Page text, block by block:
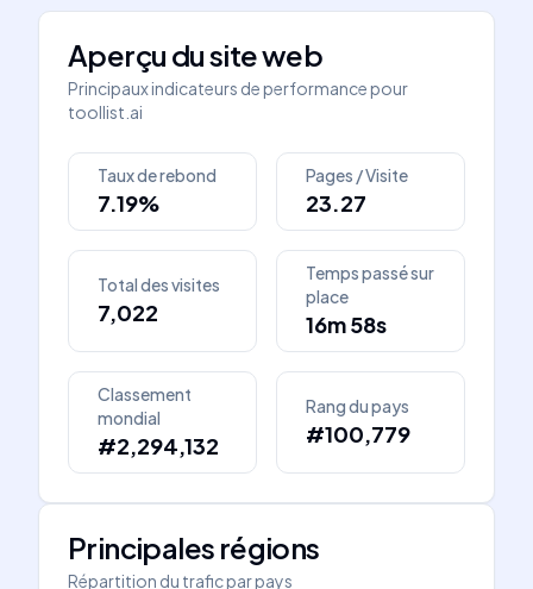
Aperçu du site web
Principaux indicateurs de performance pour
toollist.ai
Taux de rebond
7.19%
Pages / Visite
23.27
Total des visites
7,022
Temps passé sur
place
16m 58s
Classement
mondial
#2,294,132
Rang du pays
#100,779
Principales régions
Répartition du trafic par pays